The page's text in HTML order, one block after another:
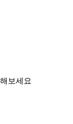
보세요